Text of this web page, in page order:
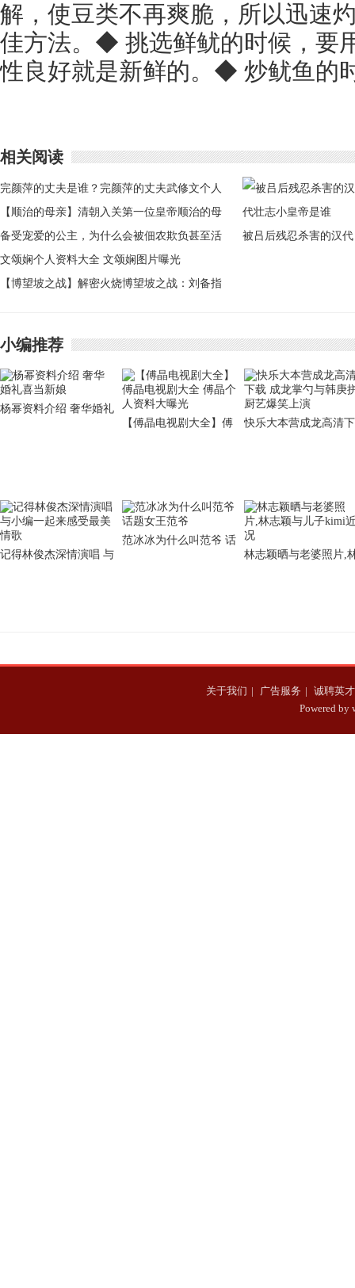
解，使豆类不再爽脆，所以迅速
佳方法。◆ 挑选鲜鱿的时候，要
性良好就是新鲜的。◆ 炒鱿鱼的
相关阅读
完颜萍的丈夫是谁？完颜萍的丈夫武修文个人
简介
【顺治的母亲】清朝入关第一位皇帝顺治的母
亲是谁
备受宠爱的公主，为什么会被佃农欺负甚至活
活饿死？
文颂娴个人资料大全 文颂娴图片曝光
【博望坡之战】解密火烧博望坡之战：刘备指
被吕后残忍杀害的汉代
小编推荐
杨幂资料介绍 奢华婚礼
【傅晶电视剧大全】傅
快乐大本营成龙高清下
记得林俊杰深情演唱 与
范冰冰为什么叫范爷 话
林志颖晒与老婆照片,
关于我们 | 广告服务 | 诚聘英才
Powered by